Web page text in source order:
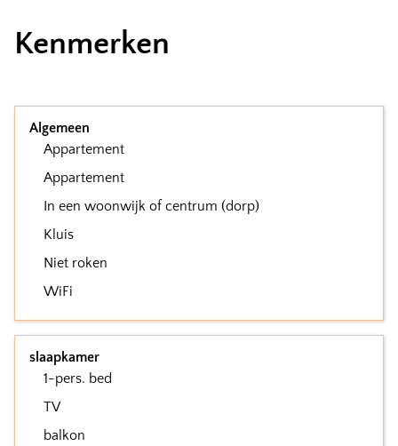
Kenmerken
Algemeen
Appartement
Appartement
In een woonwijk of centrum (dorp)
Kluis
Niet roken
WiFi
slaapkamer
1-pers. bed
TV
balkon